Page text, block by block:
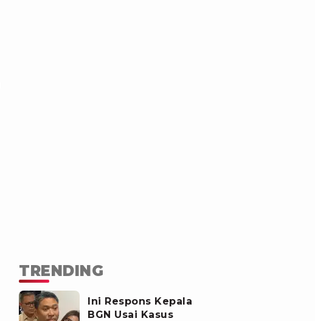
TRENDING
Ini Respons Kepala
BGN Usai Kasus